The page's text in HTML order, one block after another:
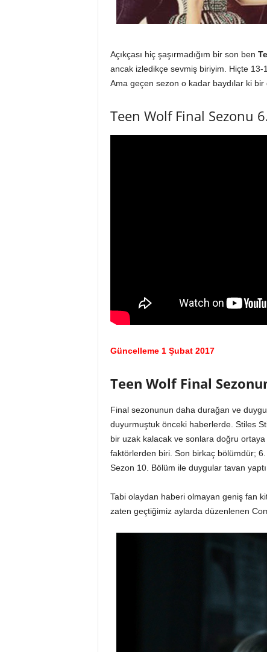
Açıkçası hiç şaşırmadığım bir son ben
ancak izledikçe sevmiş biriyim. Hiçte
Ama geçen sezon o kadar baydılar ki
Teen Wolf Final Sezonu
Güncelleme 1 Şubat 2017
Teen Wolf Final
Final sezonunun daha durağan ve
duyurmuştuk önceki haberlerde. Stiles
bir uzak kalacak ve sonlara doğru
faktörlerden biri. Son birkaç bölümdür;
Sezon 10. Bölüm ile duygular tavan
Tabi olaydan haberi olmayan geniş fan
zaten geçtiğimiz aylarda düzenlenen